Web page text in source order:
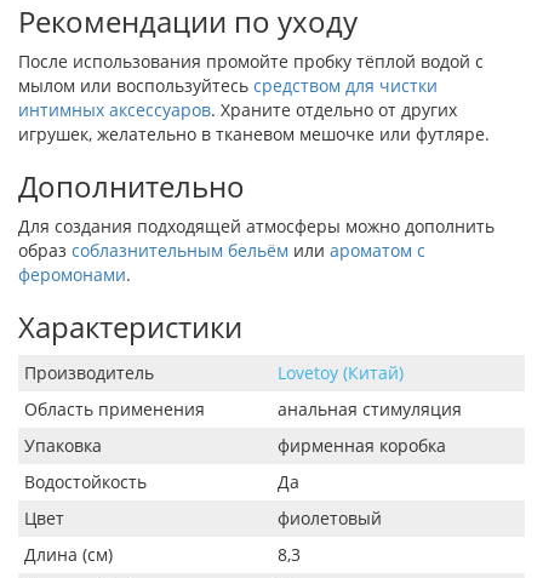
Рекомендации по уходу
После использования промойте пробку тёплой водой с
мылом или воспользуйтесь средством для чистки
интимных аксессуаров. Храните отдельно от других
игрушек, желательно в тканевом мешочке или футляре.
Дополнительно
Для создания подходящей атмосферы можно дополнить
образ соблазнительным бельём или ароматом с
феромонами.
Характеристики
Производитель
Lovetoy (Китай)
Область применения
анальная стимуляция
Упаковка
фирменная коробка
Водостойкость
Да
Цвет
фиолетовый
Длина (см)
8,3